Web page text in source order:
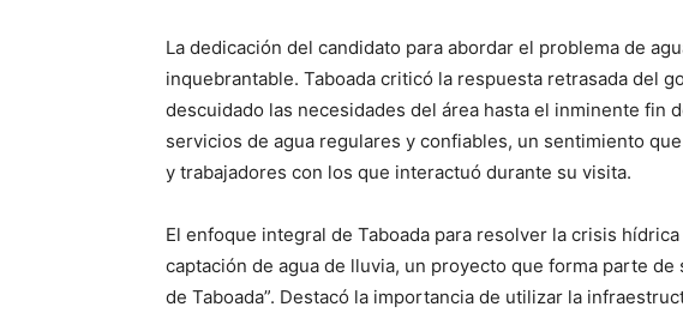
La dedicación del candidato para abordar el problema de
inquebrantable. Taboada criticó la respuesta retrasada del
descuidado las necesidades del área hasta el inminente fin
servicios de agua regulares y confiables, un sentimiento
y trabajadores con los que interactuó durante su visita.
El enfoque integral de Taboada para resolver la crisis
captación de agua de lluvia, un proyecto que forma parte de
de Taboada”. Destacó la importancia de utilizar la